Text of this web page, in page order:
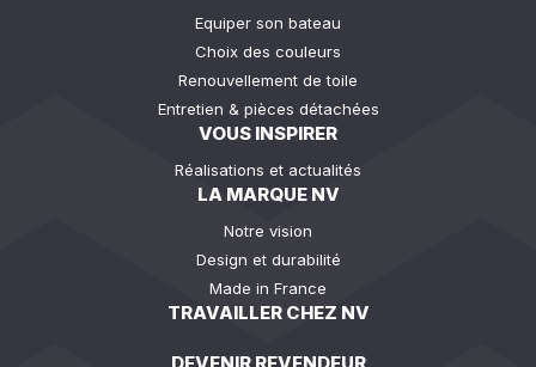
Equiper son bateau
Choix des couleurs
Renouvellement de toile
Entretien & pièces détachées
VOUS INSPIRER
Réalisations et actualités
LA MARQUE NV
Notre vision
Design et durabilité
Made in France
TRAVAILLER CHEZ NV